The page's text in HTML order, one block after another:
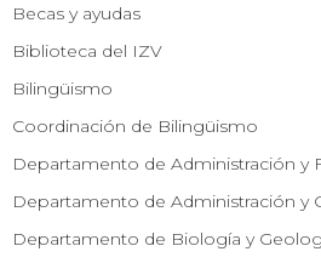
Becas y ayudas
Biblioteca del IZV
Bilingüismo
Coordinación de Bilingüismo
Departamento de Administración y
Departamento de Administración y
Departamento de Biología y